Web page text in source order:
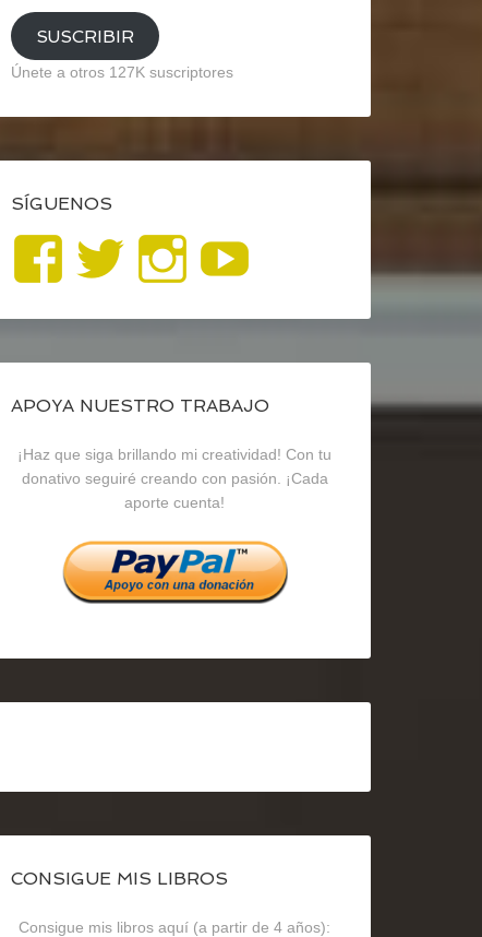
SUSCRIBIR
Únete a otros 127K suscriptores
SÍGUENOS
Ver
perfil
de
blogrecursosep
en
Facebook
Ver
perfil
de
recursosep
en
Twitter
Ver
perfil
de
recursosep
en
Instagram
YouTube
APOYA NUESTRO TRABAJO
¡Haz que siga brillando mi creatividad! Con tu
donativo seguiré creando con pasión. ¡Cada
aporte cuenta!
CONSIGUE MIS LIBROS
Consigue mis libros aquí (a partir de 4 años):